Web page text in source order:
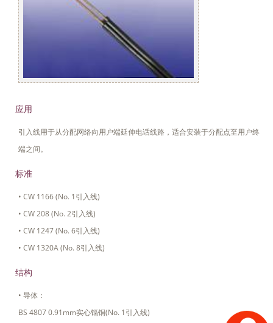
应用
引入线用于从分配网络向用户端延伸电话线路，适合安装于分配点至用户终
端之间。
标准
• CW 1166 (No. 1引入线)
• CW 208 (No. 2引入线)
• CW 1247 (No. 6引入线)
• CW 1320A (No. 8引入线)
结构
• 导体：
BS 4807 0.91mm实心镉铜(No. 1引入线)